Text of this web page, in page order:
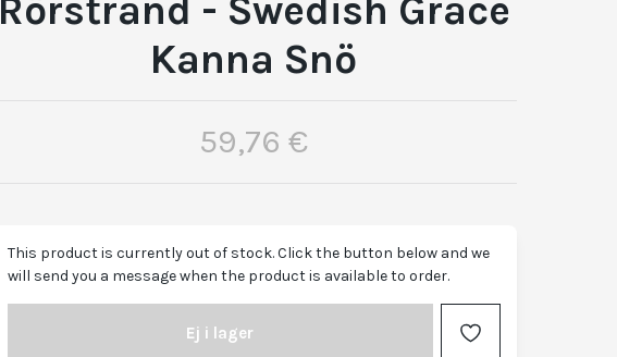
Rörstrand - Swedish Grace
Kanna Snö
59,76 €
This product is currently out of stock. Click the button below and we
will send you a message when the product is available to order.
Ej i lager